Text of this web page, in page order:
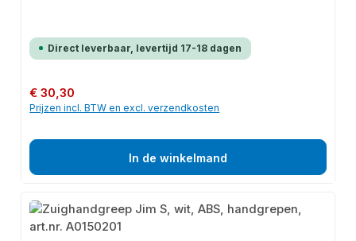
Direct leverbaar, levertijd 17-18 dagen
Normale prijs:
€ 30,30
Prijzen incl. BTW en excl. verzendkosten
In de winkelmand